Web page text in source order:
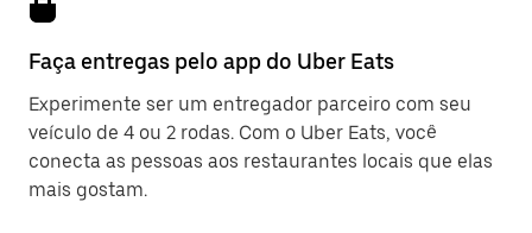
Faça entregas pelo app do Uber Eats
Experimente ser um entregador parceiro com seu
veículo de 4 ou 2 rodas. Com o Uber Eats, você
conecta as pessoas aos restaurantes locais que elas
mais gostam.